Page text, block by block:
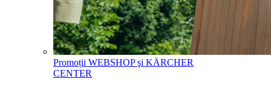
Promoții WEBSHOP şi KÄRCHER
CENTER